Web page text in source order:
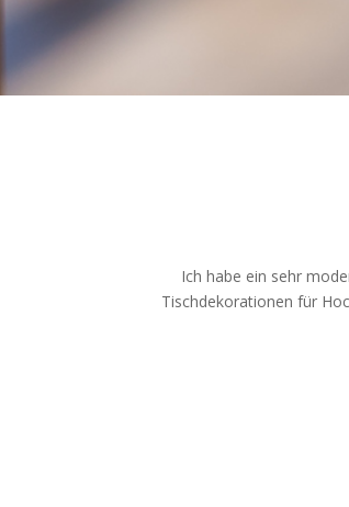
Ich habe ein sehr
Tischdekorationen für